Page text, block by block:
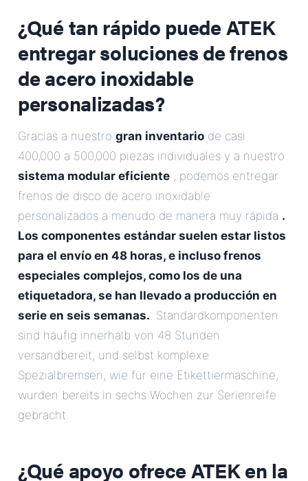
¿Qué tan rápido puede ATEK
entregar soluciones de frenos
de acero inoxidable
personalizadas?
Gracias a nuestro gran inventario de casi
400,000 a 500,000 piezas individuales y a nuestro
sistema modular eficiente , podemos entregar
frenos de disco de acero inoxidable
personalizados a menudo de manera muy rápida .
Los componentes estándar suelen estar listos
para el envío en 48 horas, e incluso frenos
especiales complejos, como los de una
etiquetadora, se han llevado a producción en
serie en seis semanas.. Standardkomponenten
sind häufig innerhalb von 48 Stunden
versandbereit, und selbst komplexe
Spezialbremsen, wie für eine Etikettiermaschine,
wurden bereits in sechs Wochen zur Serienreife
gebracht.
¿Qué apoyo ofrece ATEK en la